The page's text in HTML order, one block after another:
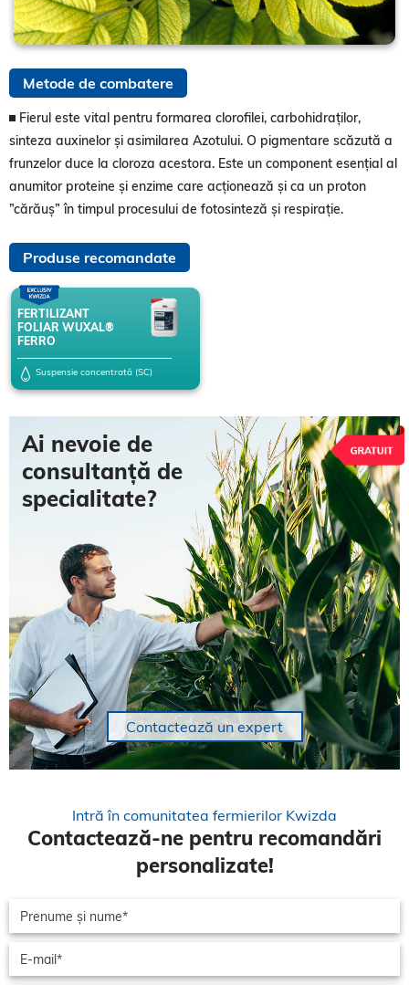
Metode de combatere
Fierul este vital pentru formarea clorofilei, carbohidraților,
sinteza auxinelor și asimilarea Azotului. O pigmentare scăzută a
frunzelor duce la cloroza acestora. Este un component esențial al
anumitor proteine și enzime care acționează și ca un proton
”cărăuș” în timpul procesului de fotosinteză și respirație.
Produse recomandate
FERTILIZANT
FOLIAR WUXAL®
FERRO
Suspensie concentrată (SC)
Ai nevoie de
consultanță de
specialitate?
Contactează un expert
Intră în comunitatea fermierilor Kwizda
Contactează-ne pentru recomandări
personalizate!